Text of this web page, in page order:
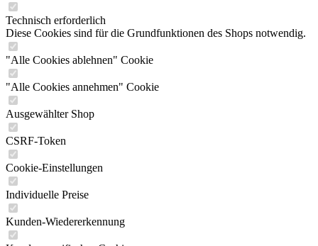
Technisch erforderlich
Diese Cookies sind für die Grundfunktionen des Shops notwendig.
"Alle Cookies ablehnen" Cookie
"Alle Cookies annehmen" Cookie
Ausgewählter Shop
CSRF-Token
Cookie-Einstellungen
Individuelle Preise
Kunden-Wiedererkennung